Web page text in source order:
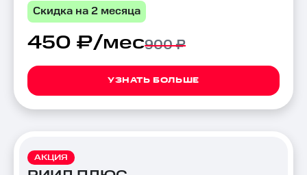
Скидка на 2 месяца
450 ₽/мес900 ₽
УЗНАТЬ БОЛЬШЕ
АКЦИЯ